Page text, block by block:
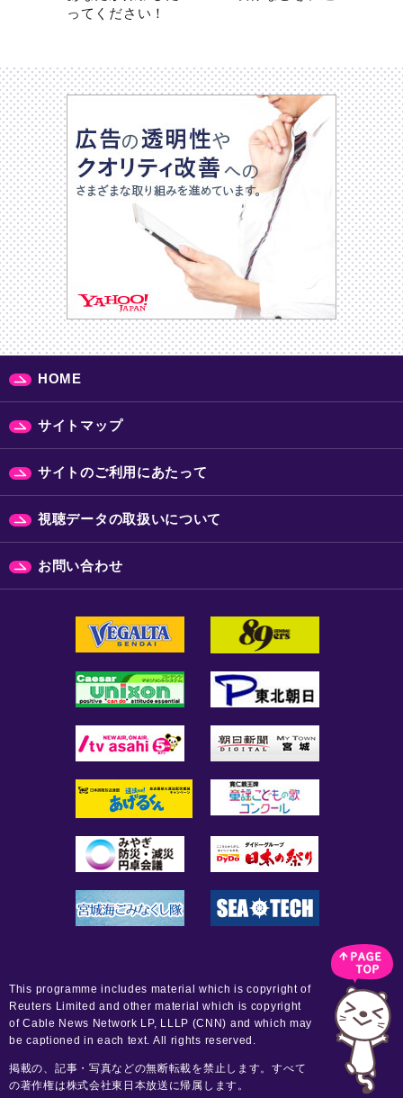
ってください！
HOME
サイトマップ
サイトのご利用にあたって
視聴データの取扱いについて
お問い合わせ
This programme includes material which is copyright of
Reuters Limited and other material which is copyright
of Cable News Network LP, LLLP (CNN) and which may
be captioned in each text. All rights reserved.
掲載の、記事・写真などの無断転載を禁止します。すべて
の著作権は株式会社東日本放送に帰属します。